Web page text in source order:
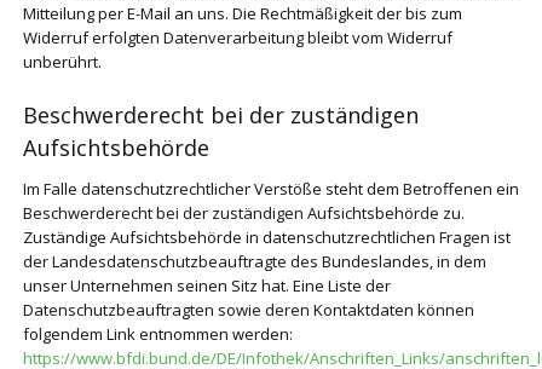
Mitteilung per E-Mail an uns. Die Rechtmäßigkeit der bis zum
Widerruf erfolgten Datenverarbeitung bleibt vom Widerruf
unberührt.
Beschwerderecht bei der zuständigen
Aufsichtsbehörde
Im Falle datenschutzrechtlicher Verstöße steht dem Betroffenen ein
Beschwerderecht bei der zuständigen Aufsichtsbehörde zu.
Zuständige Aufsichtsbehörde in datenschutzrechtlichen Fragen ist
der Landesdatenschutzbeauftragte des Bundeslandes, in dem
unser Unternehmen seinen Sitz hat. Eine Liste der
Datenschutzbeauftragten sowie deren Kontaktdaten können
folgendem Link entnommen werden:
https://www.bfdi.bund.de/DE/Infothek/Anschriften_Links/